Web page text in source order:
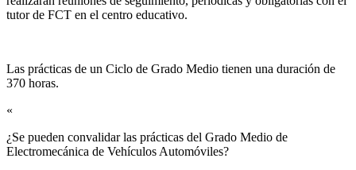
tutor de FCT en el centro educativo.
Las prácticas de un Ciclo de Grado Medio tienen una duración de
370 horas.
«
¿Se pueden convalidar las prácticas del Grado Medio de
Electromecánica de Vehículos Automóviles?​